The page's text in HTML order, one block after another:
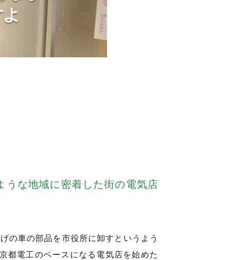
な地域に密着した街の電気店
の車の部品を市役所に卸すというよう
都電工のベースになる電気店を始めた